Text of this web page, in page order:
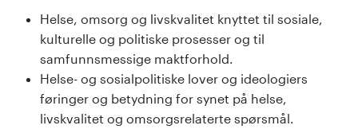
Helse, omsorg og livskvalitet knyttet til sosiale,
kulturelle og politiske prosesser og til
samfunnsmessige maktforhold.
Helse- og sosialpolitiske lover og ideologiers
føringer og betydning for synet på helse,
livskvalitet og omsorgsrelaterte spørsmål.